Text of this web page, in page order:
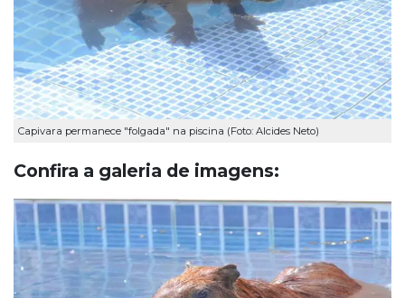
Capivara permanece "folgada" na piscina (Foto: Alcides Neto)
Confira a galeria de imagens: